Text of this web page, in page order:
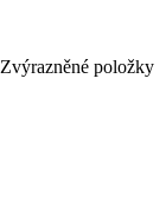
Zvýrazněné položky